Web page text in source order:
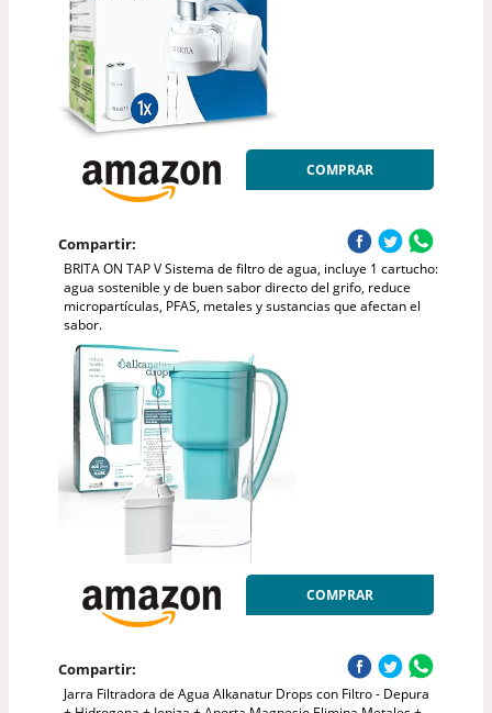
COMPRAR
Compartir:
BRITA ON TAP V Sistema de filtro de agua, incluye 1 cartucho:
agua sostenible y de buen sabor directo del grifo, reduce
micropartículas, PFAS, metales y sustancias que afectan el
sabor.
COMPRAR
Compartir:
Jarra Filtradora de Agua Alkanatur Drops con Filtro - Depura